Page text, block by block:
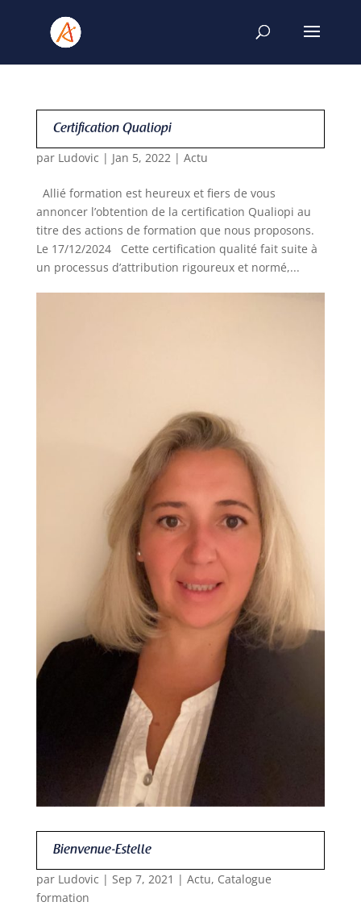
Certification Qualiopi
par Ludovic | Jan 5, 2022| Actu
Allié formation est heureux et fiers de vous
annoncer l’obtention de la certification Qualiopi au
titre des actions de formation que nous proposons.
Le 17/12/2024 Cette certification qualité fait suite à
un processus d’attribution rigoureux et normé,...
Bienvenue-Estelle
par Ludovic | Sep 7, 2021 | Actu, Catalogue
formation